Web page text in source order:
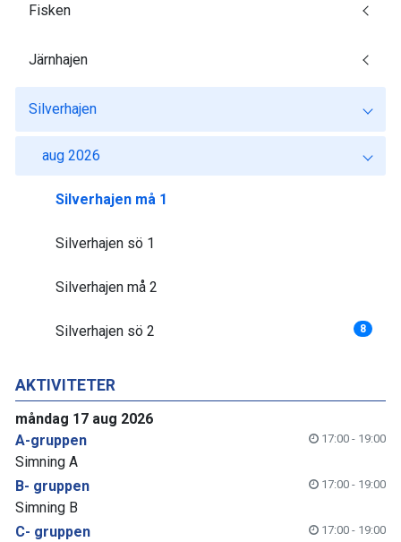
Fisken
Järnhajen
Silverhajen
aug 2026
Silverhajen må 1
Silverhajen sö 1
Silverhajen må 2
Silverhajen sö 2 8
AKTIVITETER
måndag 17 aug 2026
A-gruppen
17:00 - 19:00
Simning A
B- gruppen
17:00 - 19:00
Simning B
C- gruppen
17:00 - 19:00